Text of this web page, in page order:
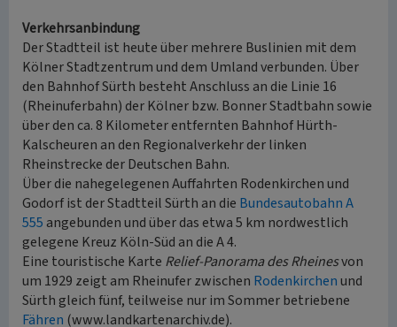
Verkehrsanbindung
Der Stadtteil ist heute über mehrere Buslinien mit dem
Kölner Stadtzentrum und dem Umland verbunden. Über
den Bahnhof Sürth besteht Anschluss an die Linie 16
(Rheinuferbahn) der Kölner bzw. Bonner Stadtbahn sowie
über den ca. 8 Kilometer entfernten Bahnhof Hürth-
Kalscheuren an den Regionalverkehr der linken
Rheinstrecke der Deutschen Bahn.
Über die nahegelegenen Auffahrten Rodenkirchen und
Godorf ist der Stadtteil Sürth an die Bundesautobahn A
555 angebunden und über das etwa 5 km nordwestlich
gelegene Kreuz Köln-Süd an die A 4.
Eine touristische Karte Relief-Panorama des Rheinesvon
um 1929 zeigt am Rheinufer zwischen Rodenkirchenund
Sürth gleich fünf, teilweise nur im Sommer betriebene
Fähren (www.landkartenarchiv.de).